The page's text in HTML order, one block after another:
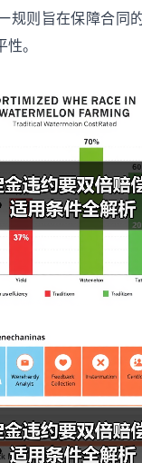
规则旨在保障合同
。